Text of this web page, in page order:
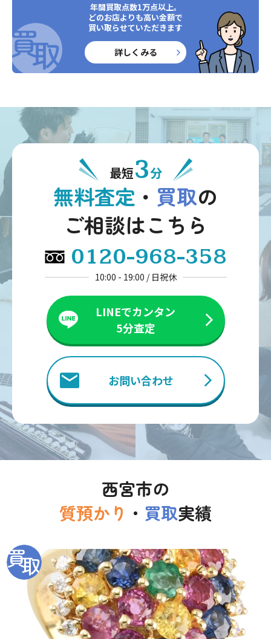
年間買取点数1万点以上。
どのお店よりも高い金額で
買い取らせていただきます
詳しくみる
最短3分
無料査定 ・ 買取の
ご相談はこちら
0120-968-358
10:00 - 19:00 / 日祝休
LINEでカンタン
5分査定
お問い合わせ
西宮市の
質預かり ・ 買取実績